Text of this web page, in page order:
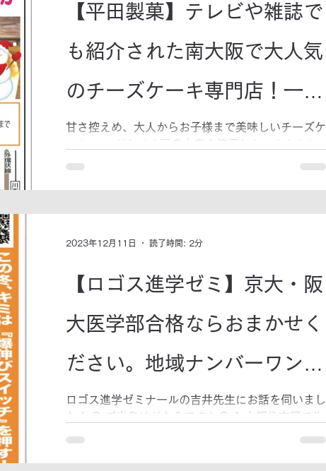
【平田製菓】テレビや雑誌で
も紹介された南大阪で大人気
のチーズケーキ専門店！一度
食べたらやみつきになっちゃ
うかも！
甘さ控えめ、大人からお子様まで美味しいチーズケ
ーキ。 こだわりの国産小麦を使用した、ふんわり
しっとりのチーズケーキは、ヘビーユーザーも多い
☎072-362-5539...
【ロゴス進学ゼミ】京大・阪
大医学部合格ならおまかせく
ださい。地域ナンバーワンの
進学ゼミです。
ロゴス進学ゼミナールの吉井先生にお話を伺いまし
た！ Q,ご出身はどちらですか？ A,大阪住吉区で生
まれ、島根県の松江市で育ちました。 Q,最終学歴
2023年12月11日 読了時間: 2分